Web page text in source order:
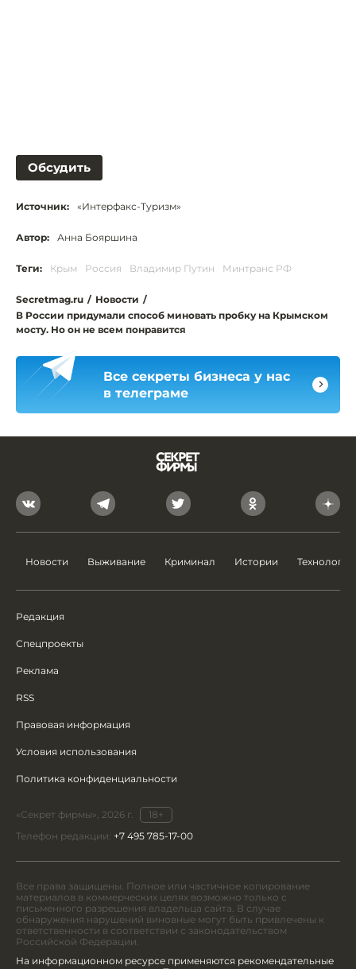
Обсудить
Источник: «Интерфакс-Туризм»
Автор: Анна Бояршина
Теги: Крым Россия Владимир Путин Минтранс РФ
Secretmag.ru / Новости /
В России придумали способ миновать пробку на Крымском
мосту. Но он не всем понравится
Все секреты бизнеса у нас
в телеграме
Новости Выживание Криминал Истории Технологии
Редакция
Спецпроекты
Реклама
RSS
Правовая информация
Условия использования
Политика конфиденциальности
«Секрет фирмы», 2026 г.
18+
Телефон редакции: +7 495 785-17-00
Все права защищены. Полное или частичное копирование
материалов в коммерческих целях возможно только с
письменного разрешения владельца сайта. В случае
обнаружения нарушений виновные могут быть привлечены к
ответственности в соответствии с законодательством
Российской Федерации.
На информационном ресурсе применяются рекомендательные